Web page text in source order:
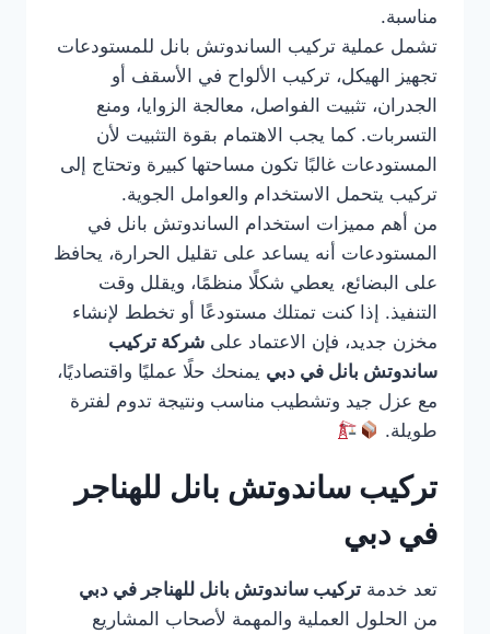
مناسبة.
تشمل عملية تركيب الساندوتش بانل للمستودعات
تجهيز الهيكل، تركيب الألواح في الأسقف أو
الجدران، تثبيت الفواصل، معالجة الزوايا، ومنع
التسربات. كما يجب الاهتمام بقوة التثبيت لأن
المستودعات غالبًا تكون مساحتها كبيرة وتحتاج إلى
تركيب يتحمل الاستخدام والعوامل الجوية.
من أهم مميزات استخدام الساندوتش بانل في
المستودعات أنه يساعد على تقليل الحرارة، يحافظ
على البضائع، يعطي شكلًا منظمًا، ويقلل وقت
التنفيذ. إذا كنت تمتلك مستودعًا أو تخطط لإنشاء
مخزن جديد، فإن الاعتماد على شركة تركيب
ساندوتش بانل في دبي يمنحك حلًا عمليًا واقتصاديًا،
مع عزل جيد وتشطيب مناسب ونتيجة تدوم لفترة
طويلة.
تركيب ساندوتش بانل للهناجر
في دبي
تعد خدمة تركيب ساندوتش بانل للهناجر في دبي
من الحلول العملية والمهمة لأصحاب المشاريع